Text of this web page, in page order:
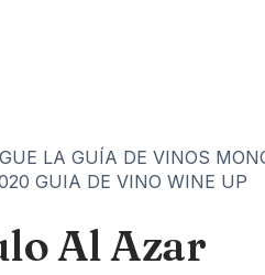
LA GUÍA DE VINOS
GUIA DE VINO WINE UP
Al Azar